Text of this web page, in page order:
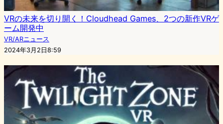
VRの未来を切り開く！Cloudhead Games、2つの新作VRゲ
ーム開発中
VR/ARニュース
2024年3月2日8:59